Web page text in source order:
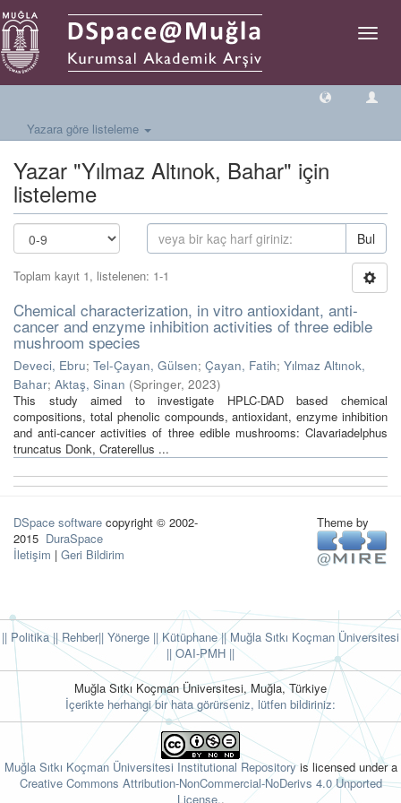
Geçiş
Yazara göre listeleme
Yazar "Yılmaz Altınok, Bahar" için
listeleme
Bul
Toplam kayıt 1, listelenen: 1-1
Chemical characterization, in vitro antioxidant, anti-
cancer and enzyme inhibition activities of three edible
mushroom species
Deveci, Ebru; Tel-Çayan, Gülsen; Çayan, Fatih; Yılmaz Altınok,
Bahar; Aktaş, Sinan (Springer, 2023)
This study aimed to investigate HPLC-DAD based chemical
compositions, total phenolic compounds, antioxidant, enzyme inhibition
and anti-cancer activities of three edible mushrooms: Clavariadelphus
truncatus Donk, Craterellus ...
DSpace software copyright © 2002-
2015 DuraSpace
İletişim | Geri Bildirim
Theme by
|| Politika|| Rehber|| Yönerge || Kütüphane|| Muğla Sıtkı Koçman Üniversitesi
|| OAI-PMH ||
Muğla Sıtkı Koçman Üniversitesi, Muğla, Türkiye
İçerikte herhangi bir hata görürseniz, lütfen bildiriniz:
Muğla Sıtkı Koçman Üniversitesi Institutional Repositoryis licensed under a
Creative Commons Attribution-NonCommercial-NoDerivs 4.0 Unported
License..